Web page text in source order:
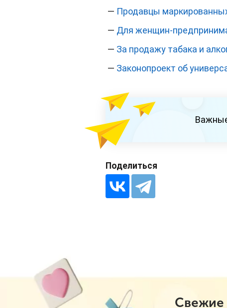
— Продавцы
— Для женщин-
— За продажу табака и
— Законопроект об
Поделиться
Свежие